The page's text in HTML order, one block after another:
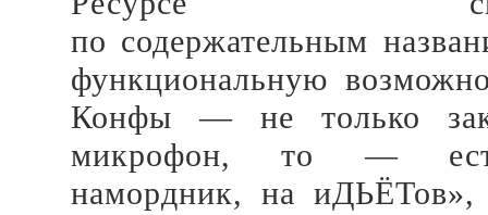
по содержательным
функциональную
Конфы — не только
микрофон, то —
намордник, на